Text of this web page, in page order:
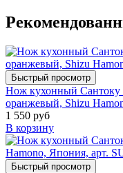
Быстрый просмотр
Нож кухонный Сантоку
оранжевый, Shizu
1 550 руб
В корзину
Быстрый просмотр